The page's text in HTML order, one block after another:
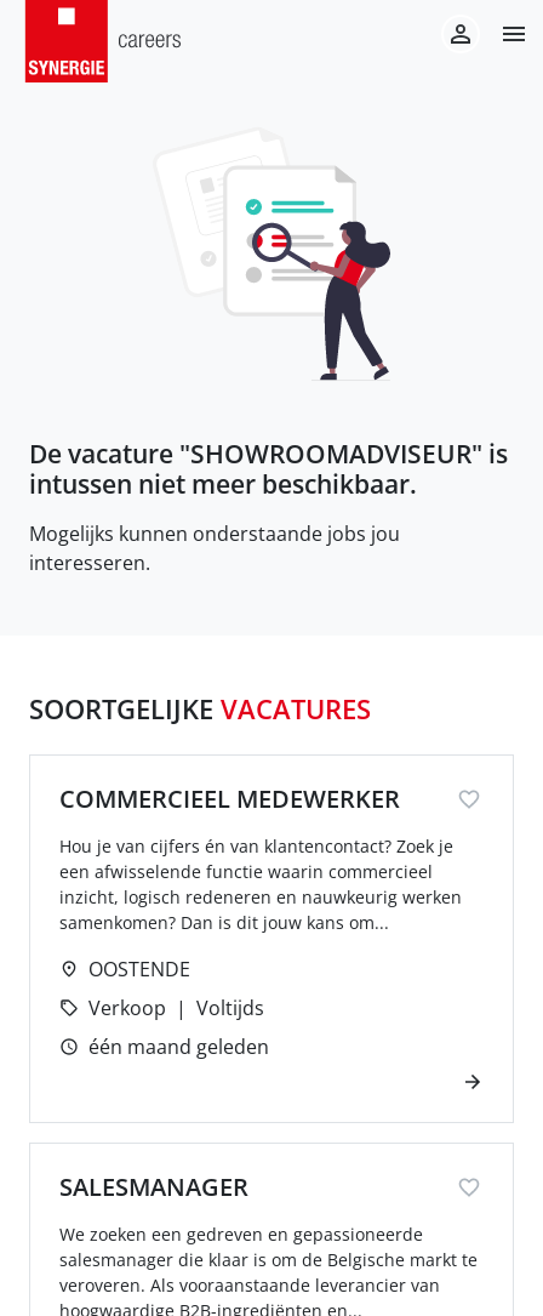
De vacature "SHOWROOMADVISEUR" is
intussen niet meer beschikbaar.
Mogelijks kunnen onderstaande jobs jou
interesseren.
SOORTGELIJKE VACATURES
COMMERCIEEL MEDEWERKER
Hou je van cijfers én van klantencontact? Zoek je
een afwisselende functie waarin commercieel
inzicht, logisch redeneren en nauwkeurig werken
samenkomen? Dan is dit jouw kans om...
OOSTENDE
Verkoop
Voltijds
één maand geleden
SALESMANAGER
We zoeken een gedreven en gepassioneerde
salesmanager die klaar is om de Belgische markt te
veroveren. Als vooraanstaande leverancier van
hoogwaardige B2B-ingrediënten en...